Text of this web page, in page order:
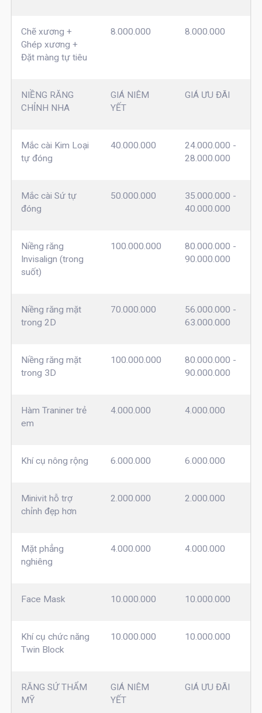
Chẽ xương +
Ghép xương +
Đặt màng tự tiêu
8.000.000 8.000.000
NIỀNG RĂNG
CHỈNH NHA
GIÁ NIÊM
YẾT
GIÁ ƯU ĐÃI
Mắc cài Kim Loại
tự đóng
40.000.000
24.000.000 -
28.000.000
Mắc cài Sứ tự
đóng
50.000.000
35.000.000 -
40.000.000
Niềng răng
Invisalign (trong
suốt)
100.000.000
80.000.000 -
90.000.000
Niềng răng mặt
trong 2D
70.000.000
56.000.000 -
63.000.000
Niềng răng mặt
trong 3D
100.000.000
80.000.000 -
90.000.000
Hàm Traniner trẻ
em
4.000.000 4.000.000
Khí cụ nông rộng 6.000.000 6.000.000
Minivit hỗ trợ
chỉnh đẹp hơn
2.000.000 2.000.000
Mặt phẳng
nghiêng
4.000.000 4.000.000
Face Mask 10.000.000 10.000.000
Khí cụ chức năng
Twin Block
10.000.000 10.000.000
RĂNG SỨ THẨM
MỸ
GIÁ NIÊM
YẾT
GIÁ ƯU ĐÃI